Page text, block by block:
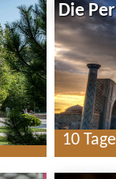
Die
10 Tage